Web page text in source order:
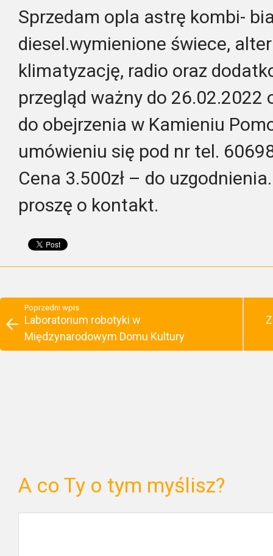
Sprzedam opla astrę kombi-
diesel.wymienione świece,
klimatyzację, radio oraz
przegląd ważny do 26.02.2022
do obejrzenia w Kamieniu
umówieniu się pod nr tel.
Cena 3.500zł – do
proszę o kontakt.
Poprzedni wpis
Laboratorium robotyki w
Międzynarodowym Domu Kultury
A co Ty o tym myślisz?